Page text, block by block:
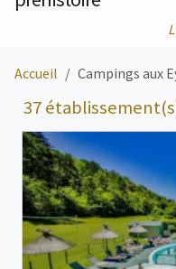
Accueil Campings aux
37